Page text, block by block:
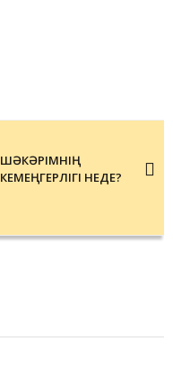
ШӘКӘРІМНІҢ
КЕМЕҢГЕРЛІГІ НЕДЕ?